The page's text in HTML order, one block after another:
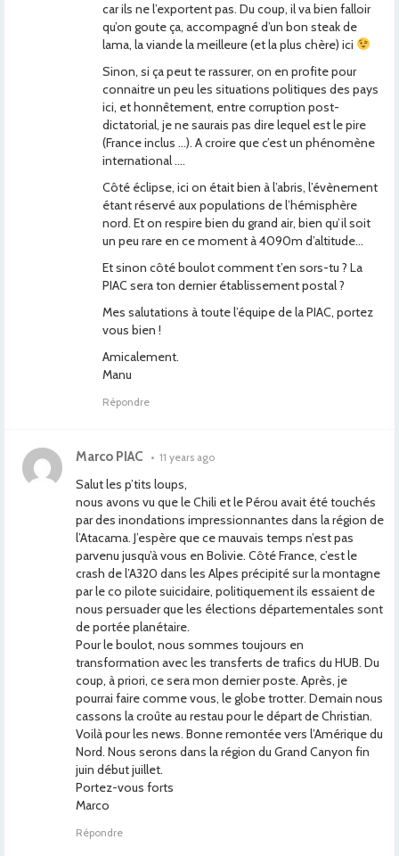
car ils ne l’exportent pas. Du coup, il va bien falloir
qu’on goute ça, accompagné d’un bon steak de
lama, la viande la meilleure (et la plus chère) ici
Sinon, si ça peut te rassurer, on en profite pour
connaitre un peu les situations politiques des pays
ici, et honnêtement, entre corruption post-
dictatorial, je ne saurais pas dire lequel est le pire
(France inclus …). A croire que c’est un phénomène
international ….
Côté éclipse, ici on était bien à l’abris, l’évènement
étant réservé aux populations de l’hémisphère
nord. Et on respire bien du grand air, bien qu’il soit
un peu rare en ce moment à 4090m d’altitude…
Et sinon côté boulot comment t’en sors-tu ? La
PIAC sera ton dernier établissement postal ?
Mes salutations à toute l’équipe de la PIAC, portez
vous bien !
Amicalement.
Manu
Répondre
Marco PIAC • 11 years ago
Salut les p’tits loups,
nous avons vu que le Chili et le Pérou avait été touchés
par des inondations impressionnantes dans la région de
l’Atacama. J’espère que ce mauvais temps n’est pas
parvenu jusqu’à vous en Bolivie. Côté France, c’est le
crash de l’A320 dans les Alpes précipité sur la montagne
par le co pilote suicidaire, politiquement ils essaient de
nous persuader que les élections départementales sont
de portée planétaire.
Pour le boulot, nous sommes toujours en
transformation avec les transferts de trafics du HUB. Du
coup, à priori, ce sera mon dernier poste. Après, je
pourrai faire comme vous, le globe trotter. Demain nous
cassons la croûte au restau pour le départ de Christian.
Voilà pour les news. Bonne remontée vers l’Amérique du
Nord. Nous serons dans la région du Grand Canyon fin
juin début juillet.
Portez-vous forts
Marco
Répondre